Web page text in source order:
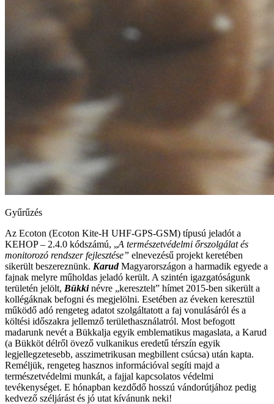
Gyűrűzés
Az Ecoton (Ecoton Kite-H UHF-GPS-GSM) típusú jeladót a
KEHOP – 2.4.0 kódszámú, „A természetvédelmi őrszolgálat és
monitorozó rendszer fejlesztése” elnevezésű projekt keretében
sikerült beszereznünk. KarudMagyarországon a harmadik egyede a
fajnak melyre műholdas jeladó került. A szintén igazgatóságunk
területén jelölt, Bükkinévre „keresztelt” hímet 2015-ben sikerült a
kollégáknak befogni és megjelölni. Esetében az éveken keresztül
működő adó rengeteg adatot szolgáltatott a faj vonulásáról és a
költési időszakra jellemző területhasználatról. Most befogott
madarunk nevét a Bükkalja egyik emblematikus magaslata, a Karud
(a Bükköt délről övező vulkanikus eredetű térszín egyik
legjellegzetesebb, asszimetrikusan megbillent csúcsa) után kapta.
Reméljük, rengeteg hasznos információval segíti majd a
természetvédelmi munkát, a fajjal kapcsolatos védelmi
tevékenységet. E hónapban kezdődő hosszú vándorútjához pedig
kedvező széljárást és jó utat kívánunk neki!